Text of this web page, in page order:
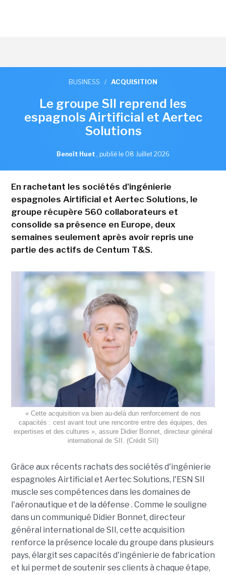
BUSINESS / ACQUISITION
Le groupe SII reprend les
espagnols Airtificial et Aertec
Solutions
Benoît Huet , publié le 08 Juillet 2026
En rachetant les sociétés d'ingénierie
espagnoles Airtificial et Aertec Solutions, le
groupe récupère 560 collaborateurs et
consolide sa présence en Europe, deux
semaines seulement après avoir repris une
partie des actifs de Centum T&S.
« Cette acquisition va bien au-delà dun renforcement de nos
capacités : cest avant tout une rencontre entre des équipes, des
expertises et des cultures », assure Didier Bonnet, directeur général
international de SII. (Crédit SII)
Grâce aux récents rachats des sociétés d'ingénierie
espagnoles Airtificial et Aertec Solutions, l'ESN SII
muscle ses compétences dans les domaines de
l'aéronautique et de la défense . Comme le souligne
dans un communiqué Didier Bonnet, directeur
général international de SII, cette acquisition
renforce la présence locale du groupe dans plusieurs
pays, élargit ses capacités d'ingénierie de fabrication
et lui permet de soutenir ses clients à chaque étape,